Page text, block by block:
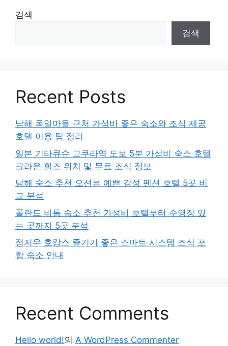
검색
검색
Recent Posts
남해 독일마을 근처 가성비 좋은 숙소와 조식 제공
호텔 이용 팁 정리
일본 기타큐슈 고쿠라역 도보 5분 가성비 숙소 호텔
크라운 힐즈 위치 및 무료 조식 정보
남해 숙소 추천 오션뷰 예쁜 감성 펜션 호텔 5곳 비
교 분석
폴란드 비톰 숙소 추천 가성비 호텔부터 수영장 있
는 곳까지 5곳 분석
정저우 호캉스 즐기기 좋은 스마트 시스템 조식 포
함 숙소 안내
Recent Comments
Hello world!의 A WordPress Commenter